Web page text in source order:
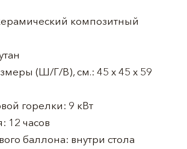
композитный
(Ш/Г/В), см.: 45 х 45 х 59
горелки: 9 кВт
12 часов
баллона: внутри стола